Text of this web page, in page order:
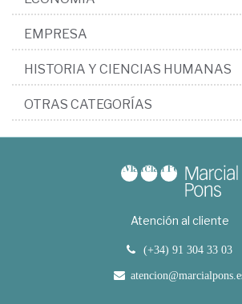
EMPRESA
HISTORIA Y CIENCIAS HUMANAS
OTRAS CATEGORÍAS
Atención al cliente
(+34) 91 304 33 03